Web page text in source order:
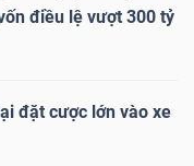
điều lệ vượt 300 tỷ
đặt cược lớn vào xe